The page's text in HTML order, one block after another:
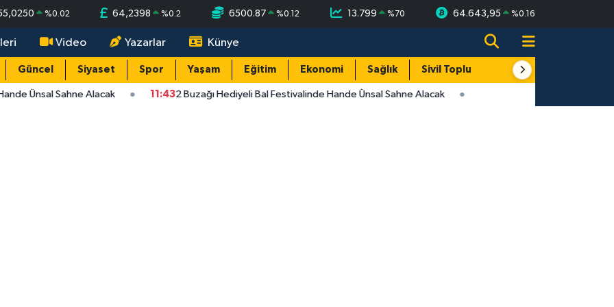
%0.02 64,2398 %0.2 6500.87 %0.12 13.799 %70 64.643,95 %0.16
Video Yazarlar Künye
Güncel Siyaset Spor Yaşam Eğitim Ekonomi Sağlık Sivil Toplum Turizm
Ünsal Sahne Alacak 11:432 Buzağı Hediyeli Bal Festivalinde Hande Ünsal Sahne Alacak